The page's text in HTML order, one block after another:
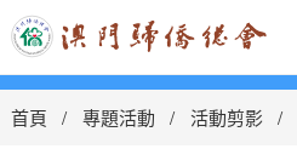
首頁 專題活動 活動剪影